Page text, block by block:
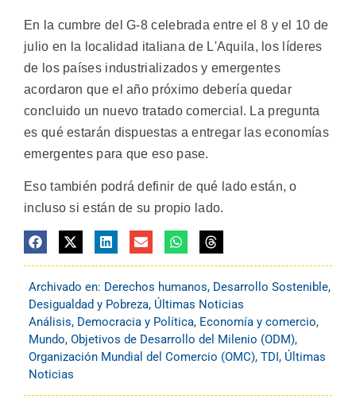
En la cumbre del G-8 celebrada entre el 8 y el 10 de
julio en la localidad italiana de L'Aquila, los líderes
de los países industrializados y emergentes
acordaron que el año próximo debería quedar
concluido un nuevo tratado comercial. La pregunta
es qué estarán dispuestas a entregar las economías
emergentes para que eso pase.
Eso también podrá definir de qué lado están, o
incluso si están de su propio lado.
Archivado en: Derechos humanos, Desarrollo Sostenible,
Desigualdad y Pobreza, Últimas Noticias
Análisis, Democracia y Política, Economía y comercio,
Mundo, Objetivos de Desarrollo del Milenio (ODM),
Organización Mundial del Comercio (OMC), TDI, Últimas
Noticias